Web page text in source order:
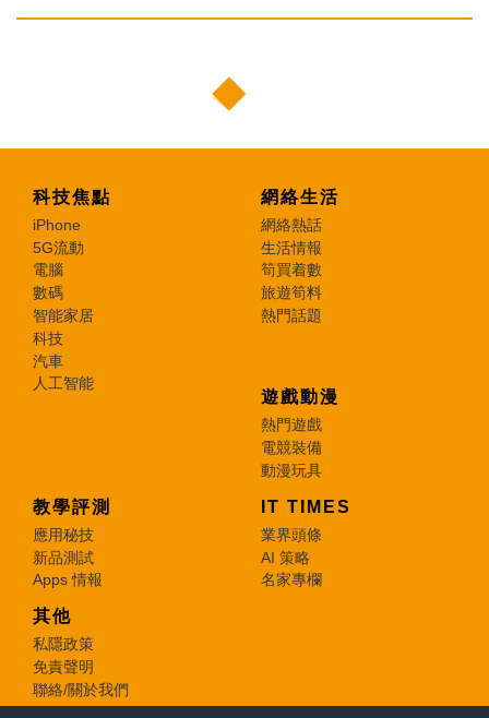
科技焦點
iPhone
5G流動
電腦
數碼
智能家居
科技
汽車
人工智能
網絡生活
網絡熱話
生活情報
筍買着數
旅遊筍料
熱門話題
遊戲動漫
熱門遊戲
電競裝備
動漫玩具
教學評測
應用秘技
新品測試
Apps 情報
IT TIMES
業界頭條
AI 策略
名家專欄
其他
私隱政策
免責聲明
聯絡/關於我們